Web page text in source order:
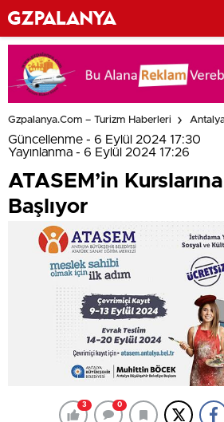
Gzpalanya.com – Turizm Haberleri
Güncellenme - 6 Eylül 2024 17:30
Yayınlanma - 6 Eylül 2024 17:26
ATASEM’in
Başlıyor
3 0